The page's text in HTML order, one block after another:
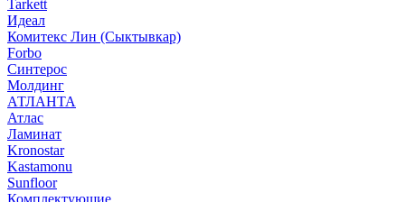
Tarkett
Идеал
Комитекс Лин (Сыктывкар)
Forbo
Синтерос
Молдинг
АТЛАНТА
Атлас
Ламинат
Kronostar
Kastamonu
Sunfloor
Комплектующие